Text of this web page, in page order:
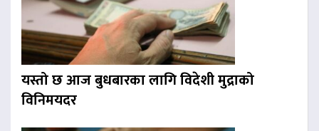
यस्तो छ आज बुधबारका लागि विदेशी मुद्राको
विनिमयदर